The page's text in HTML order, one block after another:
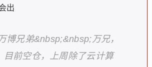
出
博兄弟&nbsp;&nbsp;万兄，
目前空仓，上周除了云计算